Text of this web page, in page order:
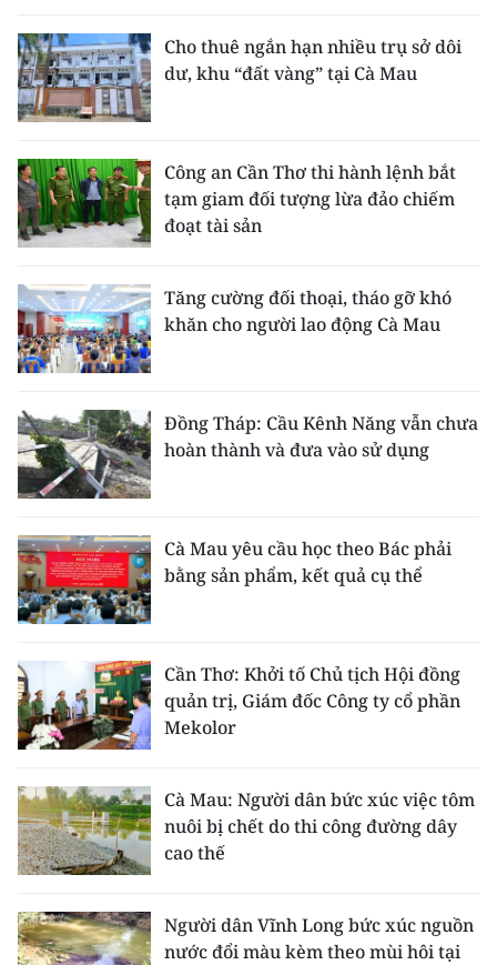
Cho thuê ngắn hạn nhiều trụ sở dôi
dư, khu “đất vàng” tại Cà Mau
Công an Cần Thơ thi hành lệnh bắt
tạm giam đối tượng lừa đảo chiếm
đoạt tài sản
Tăng cường đối thoại, tháo gỡ khó
khăn cho người lao động Cà Mau
Đồng Tháp: Cầu Kênh Năng vẫn chưa
hoàn thành và đưa vào sử dụng
Cà Mau yêu cầu học theo Bác phải
bằng sản phẩm, kết quả cụ thể
Cần Thơ: Khởi tố Chủ tịch Hội đồng
quản trị, Giám đốc Công ty cổ phần
Mekolor
Cà Mau: Người dân bức xúc việc tôm
nuôi bị chết do thi công đường dây
cao thế
Người dân Vĩnh Long bức xúc nguồn
nước đổi màu kèm theo mùi hôi tại